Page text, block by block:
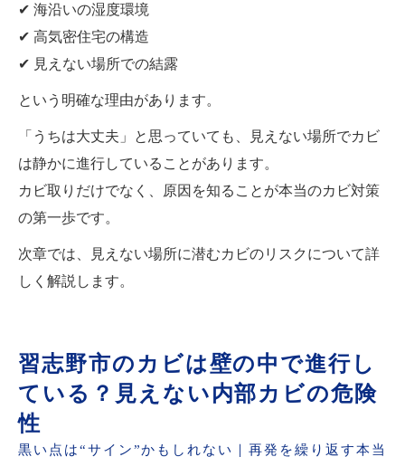
✔ 海沿いの湿度環境
✔ 高気密住宅の構造
✔ 見えない場所での結露
という明確な理由があります。
「うちは大丈夫」と思っていても、見えない場所でカビ
は静かに進行していることがあります。
カビ取りだけでなく、原因を知ることが本当のカビ対策
の第一歩です。
次章では、見えない場所に潜むカビのリスクについて詳
しく解説します。
習志野市のカビは壁の中で進行し
ている？見えない内部カビの危険
性
黒い点は“サイン”かもしれない｜再発を繰り返す本当